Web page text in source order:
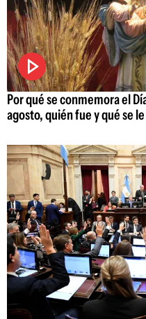
Por qué se conmemora el
agosto, quién fue y qué se